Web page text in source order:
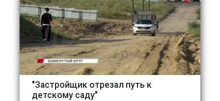
"Застройщик отрезал путь к
детскому саду"